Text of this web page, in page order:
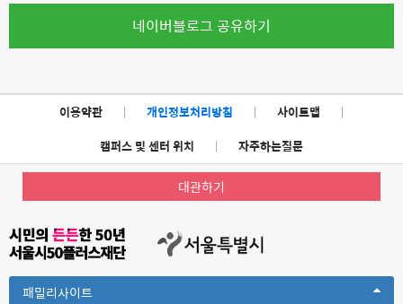
네이버블로그 공유하기
이용약관 | 개인정보처리방침 | 사이트맵
|
캠퍼스 및 센터 위치
| 자주하는질문
대관하기
패밀리사이트Toggle